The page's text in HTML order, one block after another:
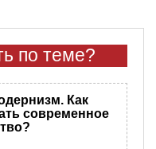
по теме?
Как
современное